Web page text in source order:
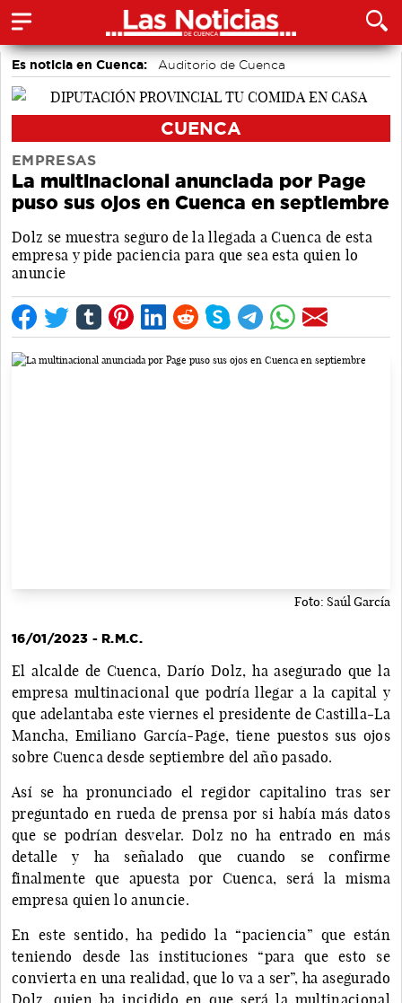
Es noticia en Cuenca: Auditorio de Cuenca
CUENCA
EMPRESAS
La multinacional anunciada por Page
puso sus ojos en Cuenca en septiembre
Dolz se muestra seguro de la llegada a Cuenca de esta
empresa y pide paciencia para que sea esta quien lo
anuncie
Foto: Saúl García
16/01/2023 - R.M.C.
El alcalde de Cuenca, Darío Dolz, ha asegurado que la
empresa multinacional que podría llegar a la capital y
que adelantaba este viernes el presidente de Castilla-La
Mancha, Emiliano García-Page, tiene puestos sus ojos
sobre Cuenca desde septiembre del año pasado.
Así se ha pronunciado el regidor capitalino tras ser
preguntado en rueda de prensa por si había más datos
que se podrían desvelar. Dolz no ha entrado en más
detalle y ha señalado que cuando se confirme
finalmente que apuesta por Cuenca, será la misma
empresa quien lo anuncie.
En este sentido, ha pedido la “paciencia” que están
teniendo desde las instituciones “para que esto se
convierta en una realidad, que lo va a ser”, ha asegurado
Dolz, quien ha incidido en que será la multinacional